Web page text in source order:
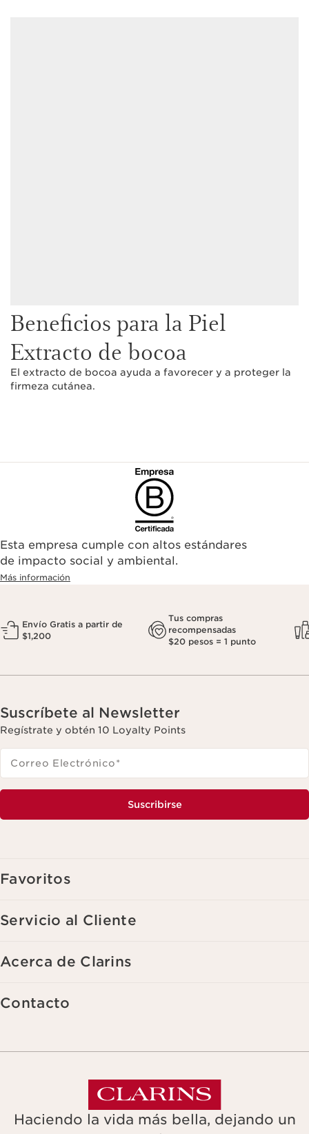
Beneficios para la Piel
Extracto de bocoa
El extracto de bocoa ayuda a favorecer y a proteger la
firmeza cutánea.
Esta empresa cumple con altos estándares
de impacto social y ambiental.
Más información
Envío Gratis a partir de
$1,200
Tus compras
recompensadas
$20 pesos = 1 punto
Suscríbete al Newsletter
Regístrate y obtén 10 Loyalty Points
Correo Electrónico*
Suscribirse
Favoritos
Servicio al Cliente
Acerca de Clarins
Contacto
Haciendo la vida más bella, dejando un